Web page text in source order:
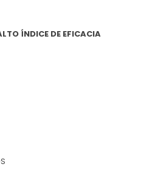
ÍNDICE DE EFICACIA